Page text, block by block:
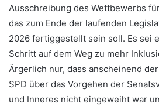
Ausschreibung des Wettbewerbs
das zum Ende der laufenden
2026 fertiggestellt sein soll. Es sei
Schritt auf dem Weg zu mehr
Ärgerlich nur, dass anscheinend
SPD über das Vorgehen der
und Inneres nicht eingeweiht war